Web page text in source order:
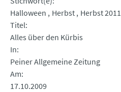
Halloween
Herbst Herbst 2011
Titel
Alles über den Kürbis
In
Peiner Allgemeine Zeitung
Am
17.10.2009